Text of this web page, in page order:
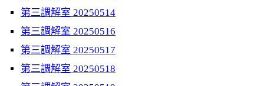
第三調解室 20250514
第三調解室 20250516
第三調解室 20250517
第三調解室 20250518